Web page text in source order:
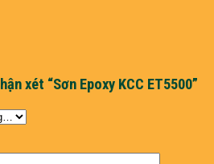
xét “Sơn Epoxy KCC ET5500”